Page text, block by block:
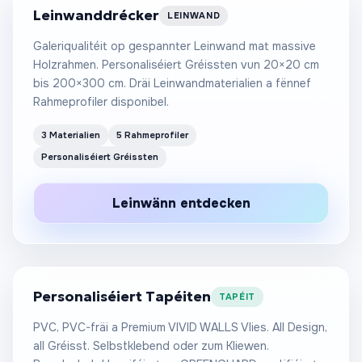
Leinwanddrécker LEINWAND
Galeriqualitéit op gespannter Leinwand mat massive
Holzrahmen. Personaliséiert Gréissten vun 20×20 cm
bis 200×300 cm. Dräi Leinwandmaterialien a fënnef
Rahmeprofiler disponibel.
3 Materialien
5 Rahmeprofiler
Personaliséiert Gréissten
Leinwänn entdeckenAb 25 €
Personaliséiert Tapéiten TAPÉIT
PVC, PVC-fräi a Premium VIVID WALLS Vlies. All Design,
all Gréisst. Selbstklebend oder zum Kliewen.